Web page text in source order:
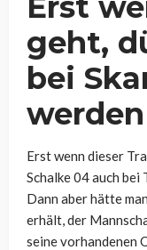
geht,
bei
werden
Erst wenn dieser
Schalke 04 auch bei
Dann aber hätte
erhält, der
seine vorhandenen